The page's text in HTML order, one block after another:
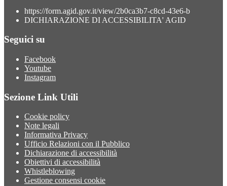
https://form.agid.gov.it/view/2b0ca3b7-c8cd-43e6-b
DICHIARAZIONE DI ACCESSIBILITA' AGID
Seguici su
Facebook
Youtube
Instagram
Sezione Link Utili
Cookie policy
Note legali
Informativa Privacy
Ufficio Relazioni con il Pubblico
Dichiarazione di accessibilità
Obiettivi di accessibilità
Whistleblowing
Gestione consensi cookie